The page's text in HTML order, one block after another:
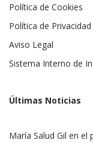
Política de Cookies
Política de Privacidad
Aviso Legal
Sistema Interno de
Últimas Noticias
María Salud Gil en